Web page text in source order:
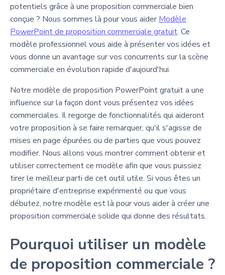
potentiels grâce à une proposition commerciale bien
conçue ? Nous sommes là pour vous aider Modèle
PowerPoint de proposition commerciale gratuit. Ce
modèle professionnel vous aide à présenter vos idées et
vous donne un avantage sur vos concurrents sur la scène
commerciale en évolution rapide d'aujourd'hui.
Notre modèle de proposition PowerPoint gratuit a une
influence sur la façon dont vous présentez vos idées
commerciales. Il regorge de fonctionnalités qui aideront
votre proposition à se faire remarquer, qu'il s'agisse de
mises en page épurées ou de parties que vous pouvez
modifier. Nous allons vous montrer comment obtenir et
utiliser correctement ce modèle afin que vous puissiez
tirer le meilleur parti de cet outil utile. Si vous êtes un
propriétaire d'entreprise expérimenté ou que vous
débutez, notre modèle est là pour vous aider à créer une
proposition commerciale solide qui donne des résultats.
Pourquoi utiliser un modèle
de proposition commerciale ?